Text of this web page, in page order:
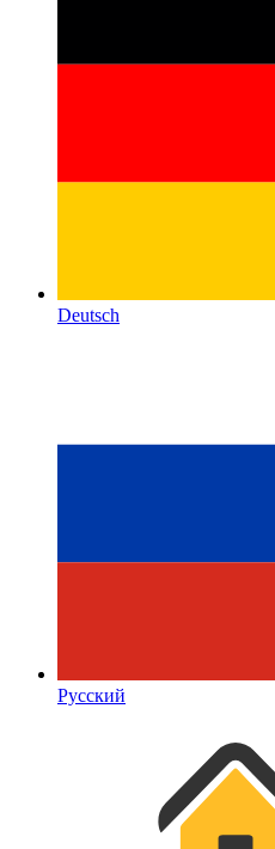
Deutsch
Русский